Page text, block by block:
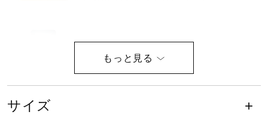
コラボ／ライセンス
股下／15.0cm（130サイズ）
この商品は公式大会では使用できま
サイズ